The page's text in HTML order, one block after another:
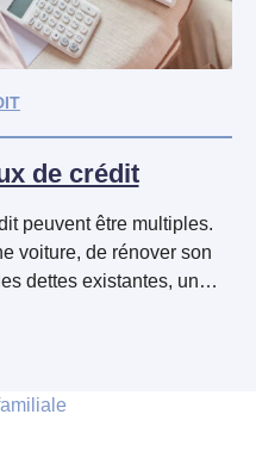
de crédit
peuvent être multiples.
voiture, de rénover son
dettes existantes, un…